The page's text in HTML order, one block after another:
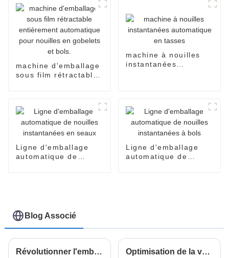
machine d'emballage
sous film rétractable
et bols.
machine à nouilles
instantanées
Ligne d'emballage
automatique de
Ligne d'emballage
automatique de
Blog Associé
Révolutionner l'emballage : comment l'emballeuse Doboy Flow Wrapper améliore l'efficacité des industries modernes Optimisation de la valeur grâce à un service après-vente inégalé et à des coûts de maintenance réduits pour les machines à nouilles instantanées